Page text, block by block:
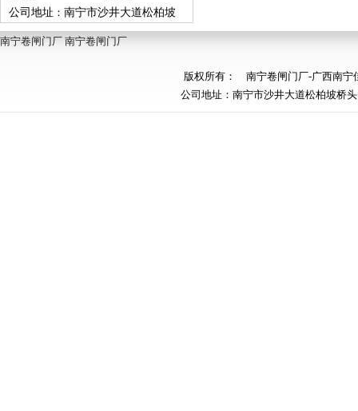
公司地址 ： 南宁市沙井大道松柏坡
桥头（南宁市）
南宁卷闸门厂 南宁卷闸门厂
版权所有： 南宁卷闸门厂-广西南宁
公司地址：南宁市沙井大道松柏坡桥